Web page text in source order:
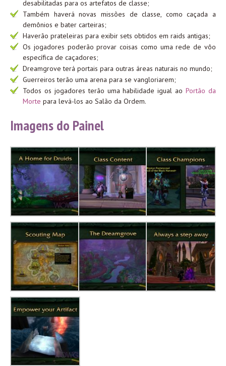
desabilitadas para os artefatos de classe;
Também haverá novas missões de classe, como caçada a
demônios e bater carteiras;
Haverão prateleiras para exibir sets obtidos em raids antigas;
Os jogadores poderão provar coisas como uma rede de vôo
específica de caçadores;
Dreamgrove terá portais para outras áreas naturais no mundo;
Guerreiros terão uma arena para se vangloriarem;
Todos os jogadores terão uma habilidade igual aoPortão da
Morte para levá-los ao Salão da Ordem.
Imagens do Painel